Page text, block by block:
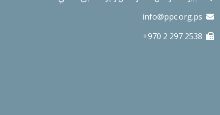
info@ppc.org.ps
+970 2 297 2538